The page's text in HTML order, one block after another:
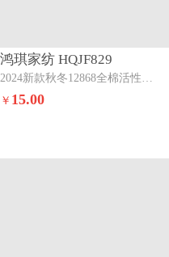
鸿琪家纺 HQJF829
￥ 15.00